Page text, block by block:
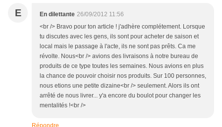
E En dilettante 26/09/2012 11:56
<br /> Bravo pour ton article ! j'adhère complétement. Lorsque
tu discutes avec les gens, ils sont pour acheter de saison et
local mais le passage à l'acte, ils ne sont pas prêts. Ca me
révolte. Nous<br /> avions des livraisons à notre bureau de
produits de ce type toutes les semaines. Nous avions en plus
la chance de pouvoir choisir nos produits. Sur 100 personnes,
nous etions une petite dizaine<br /> seulement. Alors ils ont
arrêté de nous livrer... y'a encore du boulot pour changer les
mentalités !<br />
Répondre